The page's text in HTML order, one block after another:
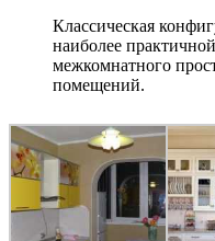
Классическая
наиболее
межкомнатного
помещений.